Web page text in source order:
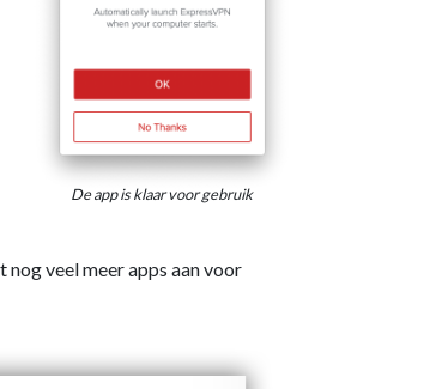
De app is klaar voor gebruik
veel meer apps aan voor